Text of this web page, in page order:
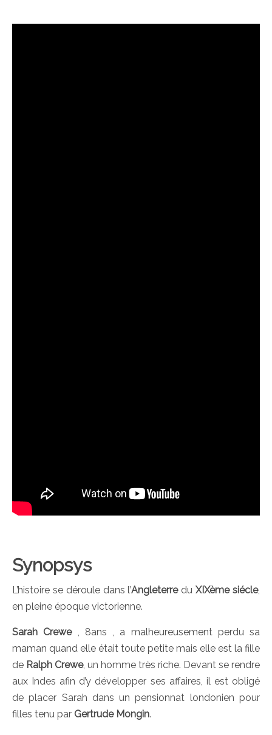
Synopsys
L’histoire se déroule dans l’AngleterreduXIXème siécle,
en pleine époque victorienne.
Sarah Crewe, 8ans , a malheureusement perdu sa
maman quand elle était toute petite mais elle est la fille
de Ralph Crewe, un homme très riche. Devant se rendre
aux Indes afin d’y développer ses affaires, il est obligé
de placer Sarah dans un pensionnat londonien pour
filles tenu par Gertrude Mongin.